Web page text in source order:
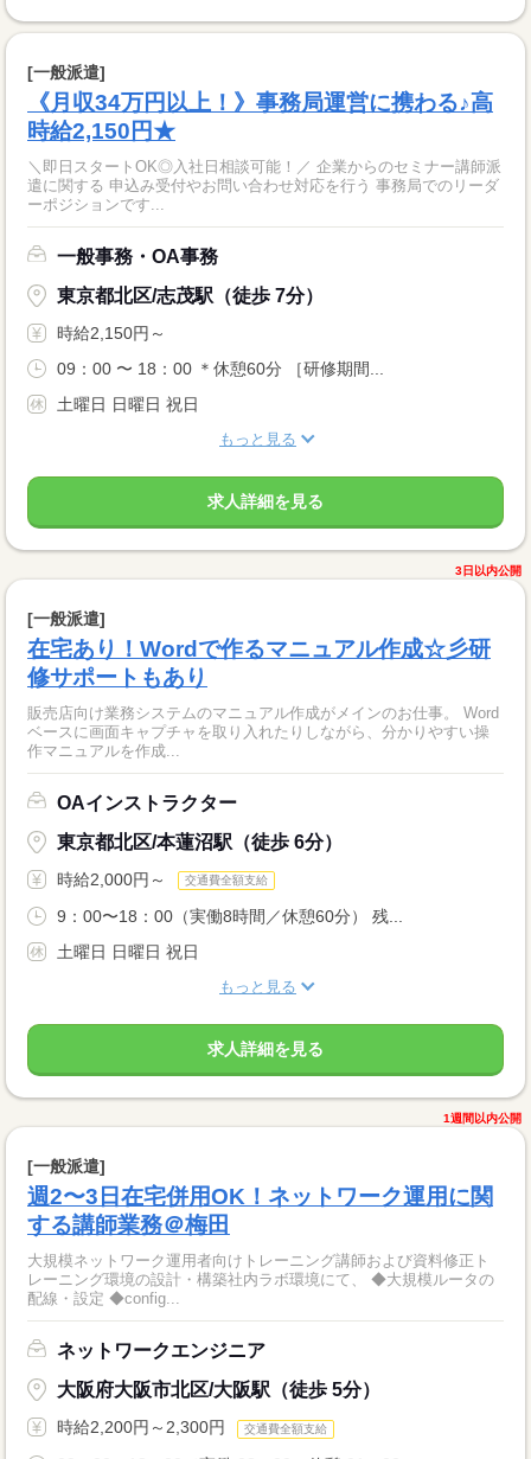
[一般派遣]
《月収34万円以上！》事務局運営に携わる♪高
時給2,150円★
＼即日スタートOK◎入社日相談可能！／ 企業からのセミナー講師派
遣に関する 申込み受付やお問い合わせ対応を行う 事務局でのリーダ
ーポジションです...
一般事務・OA事務
東京都北区/志茂駅（徒歩 7分）
時給2,150円～
09：00 〜 18：00 ＊休憩60分 ［研修期間...
土曜日 日曜日 祝日
もっと見る
求人詳細を見る
3日以内公開
[一般派遣]
在宅あり！Wordで作るマニュアル作成☆彡研
修サポートもあり
販売店向け業務システムのマニュアル作成がメインのお仕事。 Word
ベースに画面キャプチャを取り入れたりしながら、分かりやすい操
作マニュアルを作成...
OAインストラクター
東京都北区/本蓮沼駅（徒歩 6分）
時給2,000円～ 交通費全額支給
9：00〜18：00（実働8時間／休憩60分） 残...
土曜日 日曜日 祝日
もっと見る
求人詳細を見る
1週間以内公開
[一般派遣]
週2〜3日在宅併用OK！ネットワーク運用に関
する講師業務＠梅田
大規模ネットワーク運用者向けトレーニング講師および資料修正ト
レーニング環境の設計・構築社内ラボ環境にて、 ◆大規模ルータの
配線・設定 ◆config...
ネットワークエンジニア
大阪府大阪市北区/大阪駅（徒歩 5分）
時給2,200円～2,300円 交通費全額支給